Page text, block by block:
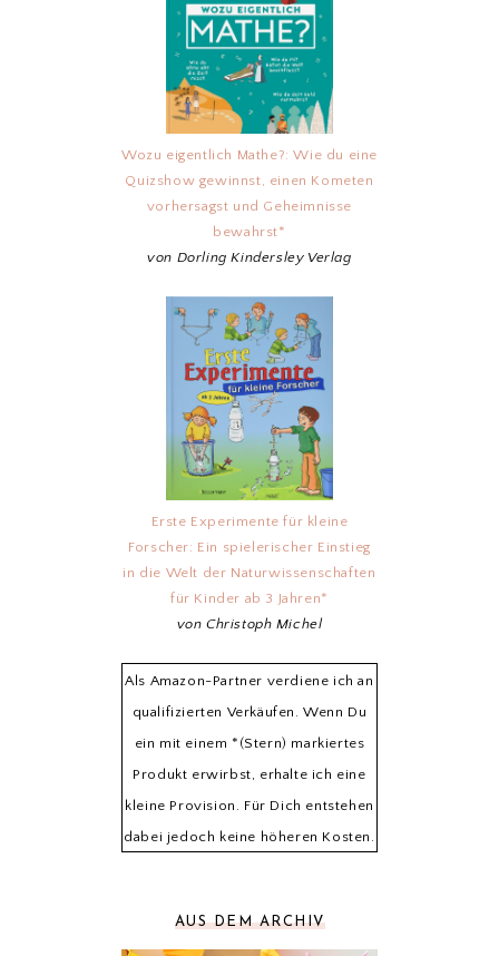
Wozu eigentlich Mathe?: Wie du eine
Quizshow gewinnst, einen Kometen
vorhersagst und Geheimnisse
bewahrst*
von Dorling Kindersley Verlag
Erste Experimente für kleine
Forscher: Ein spielerischer Einstieg
in die Welt der Naturwissenschaften
für Kinder ab 3 Jahren*
von Christoph Michel
Als Amazon-Partner verdiene ich an
qualifizierten Verkäufen. Wenn Du
ein mit einem *(Stern) markiertes
Produkt erwirbst, erhalte ich eine
kleine Provision. Für Dich entstehen
dabei jedoch keine höheren Kosten.
AUS DEM ARCHIV